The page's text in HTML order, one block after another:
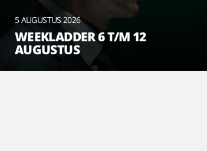
5 AUGUSTUS 2026
WEEKLADDER 6 T/M 12
AUGUSTUS